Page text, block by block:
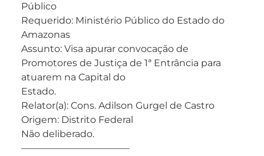
Público
Requerido: Ministério Público do Estado do
Amazonas
Assunto: Visa apurar convocação de
Promotores de Justiça de 1ª Entrância para
atuarem na Capital do
Estado.
Relator(a): Cons. Adilson Gurgel de Castro
Origem: Distrito Federal
Não deliberado.
———————————–